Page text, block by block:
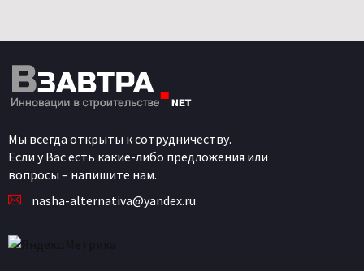
Мы всегда открыты к сотрудничеству.
Если у Вас есть какие-либо предложения или
вопросы – напишите нам.
nasha-alternativa@yandex.ru